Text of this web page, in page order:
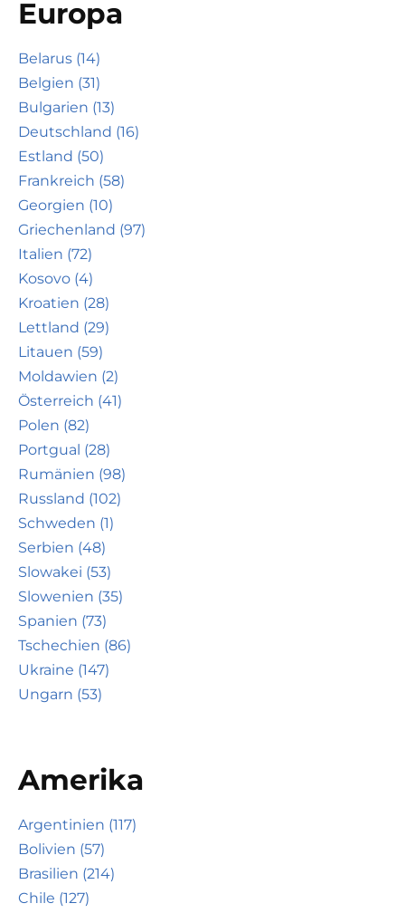
Europa
Belarus (14)
Belgien (31)
Bulgarien (13)
Deutschland (16)
Estland (50)
Frankreich (58)
Georgien (10)
Griechenland (97)
Italien (72)
Kosovo (4)
Kroatien (28)
Lettland (29)
Litauen (59)
Moldawien (2)
Österreich (41)
Polen (82)
Portgual (28)
Rumänien (98)
Russland (102)
Schweden (1)
Serbien (48)
Slowakei (53)
Slowenien (35)
Spanien (73)
Tschechien (86)
Ukraine (147)
Ungarn (53)
Amerika
Argentinien (117)
Bolivien (57)
Brasilien (214)
Chile (127)